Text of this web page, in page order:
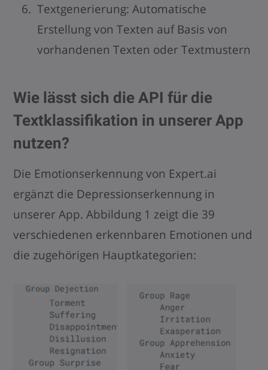
Textgenerierung: Automatische
Erstellung von Texten auf Basis von
vorhandenen Texten oder Textmustern
Wie lässt sich die API für die
Textklassifikation in unserer App
nutzen?
Die Emotionserkennung von Expert.ai
ergänzt die Depressionserkennung in
unserer App. Abbildung 1 zeigt die 39
verschiedenen erkennbaren Emotionen und
die zugehörigen Hauptkategorien: